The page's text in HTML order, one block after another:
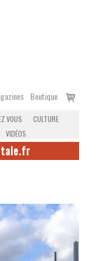
Boutique
Voir
VOUS
CULTURE
VIDÉOS